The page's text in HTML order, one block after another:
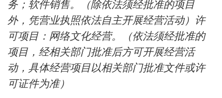
务；软件销售。（除依法须经批准的项目
外，凭营业执照依法自主开展经营活动）许
可项目：网络文化经营。（依法须经批准的
项目，经相关部门批准后方可开展经营活
动，具体经营项目以相关部门批准文件或许
可证件为准）